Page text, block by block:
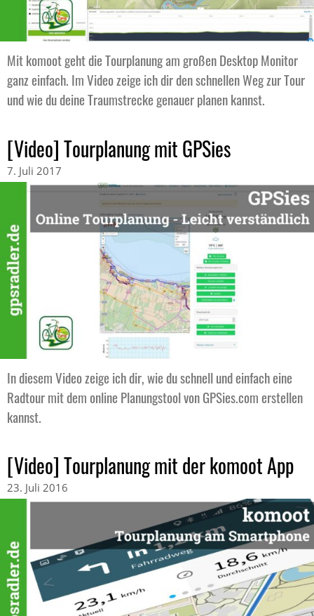
Mit komoot geht die Tourplanung am großen Desktop Monitor
ganz einfach. Im Video zeige ich dir den schnellen Weg zur Tour
und wie du deine Traumstrecke genauer planen kannst.
[Video] Tourplanung mit GPSies
7. Juli 2017
In diesem Video zeige ich dir, wie du schnell und einfach eine
Radtour mit dem online Planungstool von GPSies.com erstellen
kannst.
[Video] Tourplanung mit der komoot App
23. Juli 2016